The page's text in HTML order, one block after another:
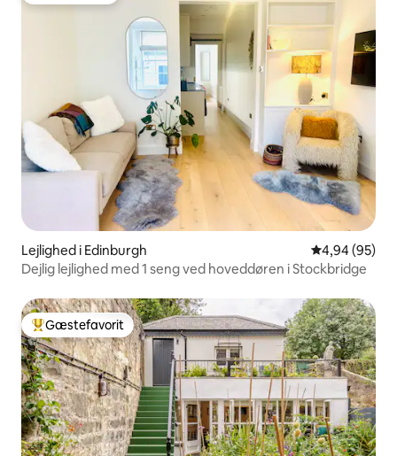
Lejlighed i Edinburgh 4,94 ud af 5 i
4,94 (95)
Dejlig lejlighed med 1 seng ved hoveddøren i Stockbridge
Bedste gæstefavorit
Gæstefavorit